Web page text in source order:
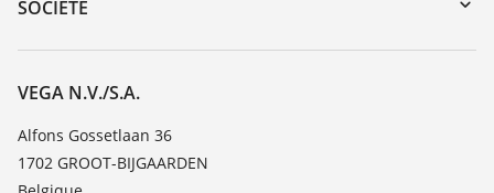
Liste de compatibilité chimique
TeamViewer
SOCIÉTÉ
Carrière
À propos de VEGA
Contact
News
VEGA N.V./S.A.
Alfons Gossetlaan 36
1702 GROOT-BIJGAARDEN